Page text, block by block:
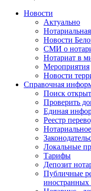
Новости
Актуально
Новости
СМИ о
Нотариат в
Мероприятия
Новости
Справочная
Поиск
Проверить
Единая
Реестр
Локальные
Тарифы
Депозит
Публичные
иностранных